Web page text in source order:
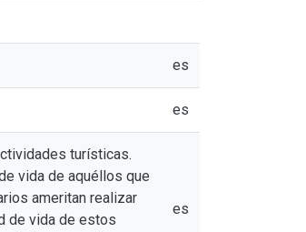
es
es
turísticas.
vida de aquéllos que
ameritan realizar
de vida de estos
es